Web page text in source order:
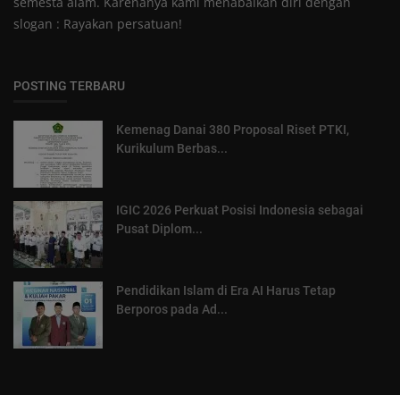
slogan : Rayakan persatuan!
POSTING TERBARU
Kemenag Danai 380 Proposal Riset PTKI,
Kurikulum Berbas...
IGIC 2026 Perkuat Posisi Indonesia sebagai
Pusat Diplom...
Pendidikan Islam di Era AI Harus Tetap
Berporos pada Ad...